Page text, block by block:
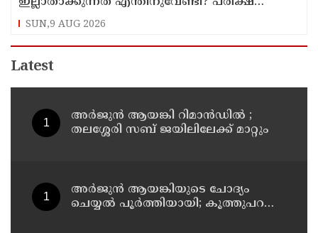
ഷെഡ്യൂള്‍ മാറ്റിയത് തിരുത്തുമോ?
SUN,9 AUG 2026
Latest
അര്‍ജുന്‍ ആയങ്കി റിമാന്‍ഡില്‍ ;
തലശ്ശേരി സബ് ജയിലിലേക്ക് മാറ്റും
അര്‍ജുന്‍ ആയങ്കിയുടെ ചോദ്യം
ചെയ്യല്‍ പൂര്‍ത്തിയായി; കൂത്തുപറമ്പ്